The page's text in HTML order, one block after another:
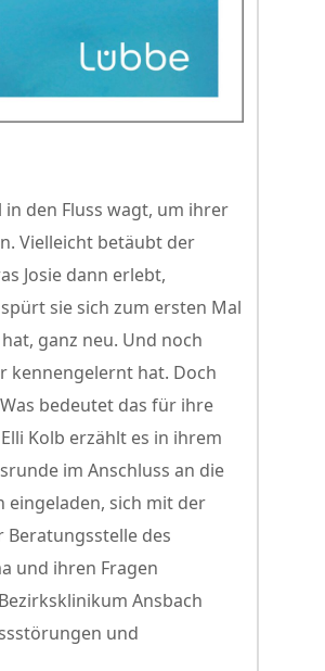
in den Fluss wagt, um ihrer
Vielleicht betäubt der
Josie dann erlebt,
sie sich zum ersten Mal
ganz neu. Und noch
kennengelernt hat. Doch
bedeutet das für ihre
Kolb erzählt es in ihrem
im Anschluss an die
eingeladen, sich mit der
des
und ihren Fragen
Ansbach
und